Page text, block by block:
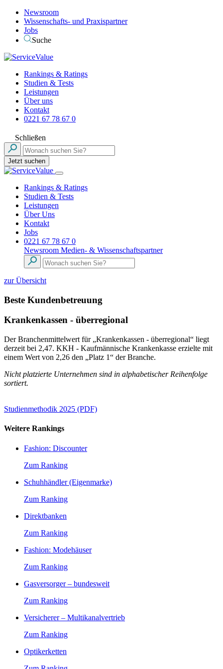
Newsroom
Wissenschafts- und Praxispartner
Jobs
Suche
Rankings & Ratings
Studien & Tests
Leistungen
Über uns
Kontakt
0221 67 78 67 0
Schließen
Jetzt suchen
Rankings & Ratings
Studien & Tests
Leistungen
Über Uns
Kontakt
Jobs
0221 67 78 67 0
Newsroom Medien- & Wissenschaftspartner
zur Übersicht
Beste Kundenbetreuung
Krankenkassen - überregional
Der Branchenmittelwert für „Krankenkassen - überregional“ liegt
derzeit bei 2,47. KKH - Kaufmännische Krankenkasse erzielte mit
einem Wert von 2,26 den „Platz 1“ der Branche.
Nicht platzierte Unternehmen sind in alphabetischer Reihenfolge
sortiert.
Studienmethodik 2025 (PDF)
Weitere Rankings
Fashion: Discounter
Zum Ranking
Schuhhändler (Eigenmarke)
Zum Ranking
Direktbanken
Zum Ranking
Fashion: Modehäuser
Zum Ranking
Gasversorger – bundesweit
Zum Ranking
Versicherer – Multikanalvertrieb
Zum Ranking
Optikerketten